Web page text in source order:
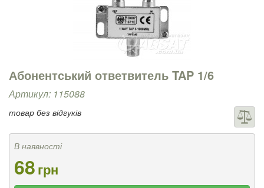
Абонентський ответвитель TAP 1/6
Артикул: 115088
товар без відгуків
В наявності
68грн